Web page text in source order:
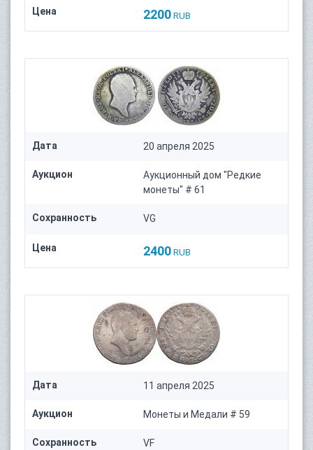
Цена 2200 RUB
Дата 20 апреля 2025
Аукцион
Аукционный дом "Редкие
монеты" # 61
Сохранность VG
Цена 2400 RUB
Дата 11 апреля 2025
Аукцион Монеты и Медали # 59
Сохранность VF